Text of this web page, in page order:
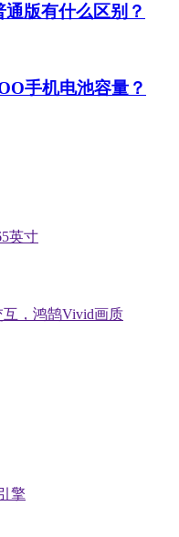
版有什么区别？
手机电池容量？
，鸿鹄Vivid画质
擎